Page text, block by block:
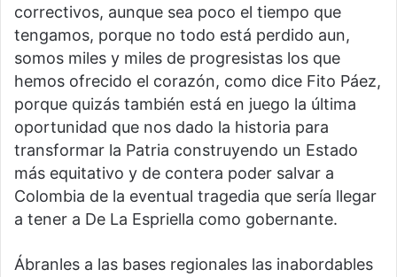
correctivos, aunque sea poco el tiempo que
tengamos, porque no todo está perdido aun,
somos miles y miles de progresistas los que
hemos ofrecido el corazón, como dice Fito Páez,
porque quizás también está en juego la última
oportunidad que nos dado la historia para
transformar la Patria construyendo un Estado
más equitativo y de contera poder salvar a
Colombia de la eventual tragedia que sería llegar
a tener a De La Espriella como gobernante.
Ábranles a las bases regionales las inabordables